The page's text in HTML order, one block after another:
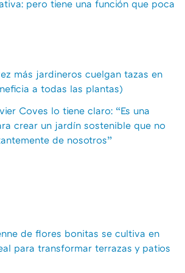
pero tiene una función que poca
más jardineros cuelgan tazas en
a todas las plantas)
Coves lo tiene claro: “Es una
crear un jardín sostenible que no
de nosotros”
de flores bonitas se cultiva en
para transformar terrazas y patios